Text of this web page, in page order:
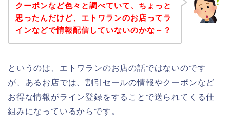
クーポンなど色々と調べていて、ちょっと
思ったんだけど、エトワランのお店ってラ
インなどで情報配信していないのかな～？
というのは、エトワランのお店の話ではないのです
が、あるお店では、割引セールの情報やクーポンなど
お得な情報がライン登録をすることで送られてくる仕
組みになっているからです。